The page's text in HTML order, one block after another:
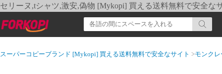
セリーヌ,tシャツ,激安,偽物 [Mykopi] 買える送料無料で安全な
スーパーコピーブランド [Mykopi] 買える送料無料で安全なサイト >モンク